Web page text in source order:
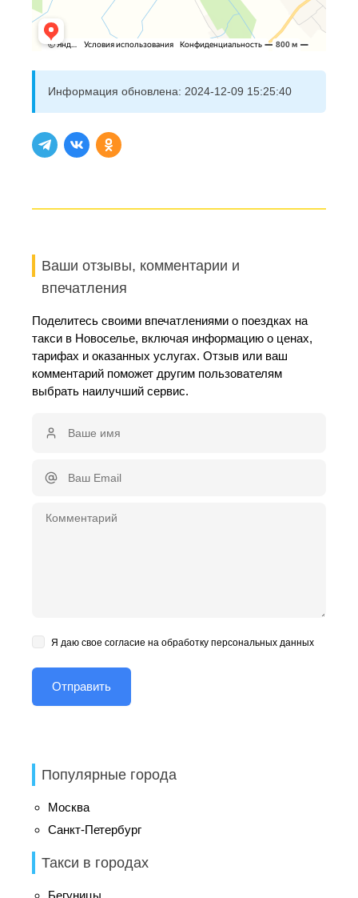
Информация обновлена: 2024-12-09 15:25:40
Ваши отзывы, комментарии и
впечатления
Поделитесь своими впечатлениями о поездках на
такси в Новоселье, включая информацию о ценах,
тарифах и оказанных услугах. Отзыв или ваш
комментарий поможет другим пользователям
выбрать наилучший сервис.
Я даю свое согласие на обработку персональных данных
Популярные города
Москва
Санкт-Петербург
Такси в городах